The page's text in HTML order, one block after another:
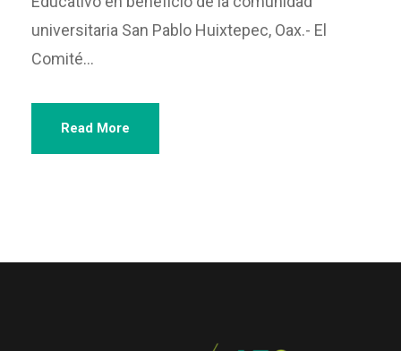
universitaria San Pablo Huixtepec, Oax.- El
Comité...
Read More